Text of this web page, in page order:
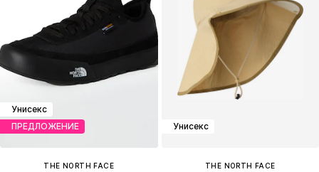
Унисекс
ПРЕДЛОЖЕНИЕ
THE NORTH FACE
Унисекс
THE NORTH FACE